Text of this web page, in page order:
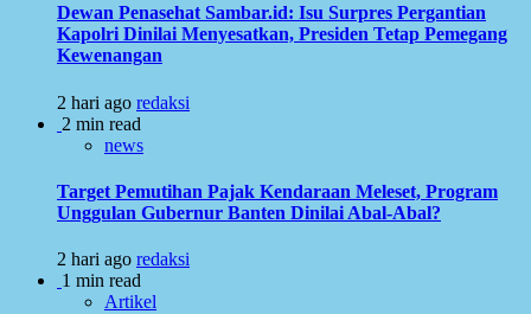
Dewan Penasehat Sambar.id: Isu Surpres Pergantian
Kapolri Dinilai Menyesatkan, Presiden Tetap Pemegang
Kewenangan
2 hari ago redaksi
2 min read
news
Target Pemutihan Pajak Kendaraan Meleset, Program
Unggulan Gubernur Banten Dinilai Abal-Abal?
2 hari ago redaksi
1 min read
Artikel